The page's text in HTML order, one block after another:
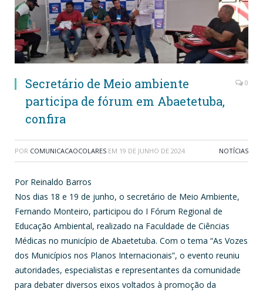
Secretário de Meio ambiente
participa de fórum em Abaetetuba,
confira
0
POR COMUNICACAOCOLARES EM 19 DE JUNHO DE 2024 NOTÍCIAS
Por Reinaldo Barros
Nos dias 18 e 19 de junho, o secretário de Meio Ambiente,
Fernando Monteiro, participou do I Fórum Regional de
Educação Ambiental, realizado na Faculdade de Ciências
Médicas no município de Abaetetuba. Com o tema “As Vozes
dos Municípios nos Planos Internacionais”, o evento reuniu
autoridades, especialistas e representantes da comunidade
para debater diversos eixos voltados à promoção da